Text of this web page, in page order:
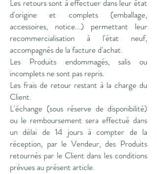
Les retours sont à effectuer dans leur état
d'origine et complets (emballage,
accessoires, notice...) permettant leur
recommercialisation à l'état neuf,
accompagnés de la facture d'achat.
Les Produits endommagés, salis ou
incomplets ne sont pas repris.
Les frais de retour restant à la charge du
Client.
L'échange (sous réserve de disponibilité)
ou le remboursement sera effectué dans
un délai de 14 jours à compter de la
réception, par le Vendeur, des Produits
retournés par le Client dans les conditions
prévues au présent article.